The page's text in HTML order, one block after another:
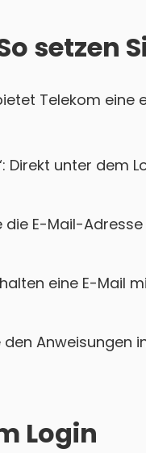
setzen
Telekom eine
Direkt unter dem
E-Mail-
eine E-Mail
Anweisungen
Login